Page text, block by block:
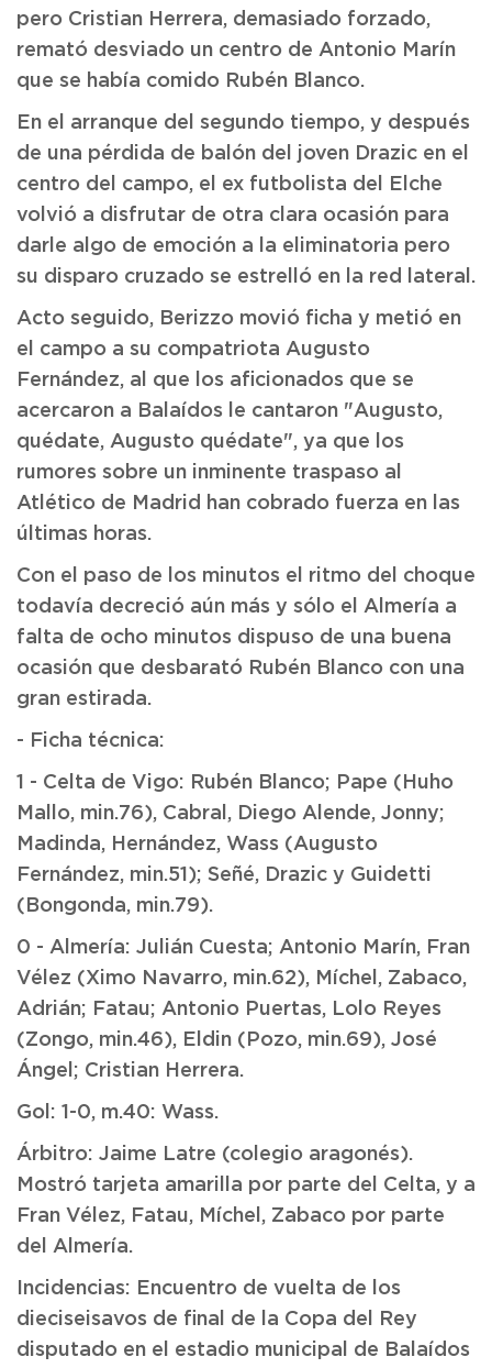
pero Cristian Herrera, demasiado forzado,
remató desviado un centro de Antonio Marín
que se había comido Rubén Blanco.
En el arranque del segundo tiempo, y después
de una pérdida de balón del joven Drazic en el
centro del campo, el ex futbolista del Elche
volvió a disfrutar de otra clara ocasión para
darle algo de emoción a la eliminatoria pero
su disparo cruzado se estrelló en la red lateral.
Acto seguido, Berizzo movió ficha y metió en
el campo a su compatriota Augusto
Fernández, al que los aficionados que se
acercaron a Balaídos le cantaron "Augusto,
quédate, Augusto quédate", ya que los
rumores sobre un inminente traspaso al
Atlético de Madrid han cobrado fuerza en las
últimas horas.
Con el paso de los minutos el ritmo del choque
todavía decreció aún más y sólo el Almería a
falta de ocho minutos dispuso de una buena
ocasión que desbarató Rubén Blanco con una
gran estirada.
- Ficha técnica:
1 - Celta de Vigo: Rubén Blanco; Pape (Huho
Mallo, min.76), Cabral, Diego Alende, Jonny;
Madinda, Hernández, Wass (Augusto
Fernández, min.51); Señé, Drazic y Guidetti
(Bongonda, min.79).
0 - Almería: Julián Cuesta; Antonio Marín, Fran
Vélez (Ximo Navarro, min.62), Míchel, Zabaco,
Adrián; Fatau; Antonio Puertas, Lolo Reyes
(Zongo, min.46), Eldin (Pozo, min.69), José
Ángel; Cristian Herrera.
Gol: 1-0, m.40: Wass.
Árbitro: Jaime Latre (colegio aragonés).
Mostró tarjeta amarilla por parte del Celta, y a
Fran Vélez, Fatau, Míchel, Zabaco por parte
del Almería.
Incidencias: Encuentro de vuelta de los
dieciseisavos de final de la Copa del Rey
disputado en el estadio municipal de Balaídos